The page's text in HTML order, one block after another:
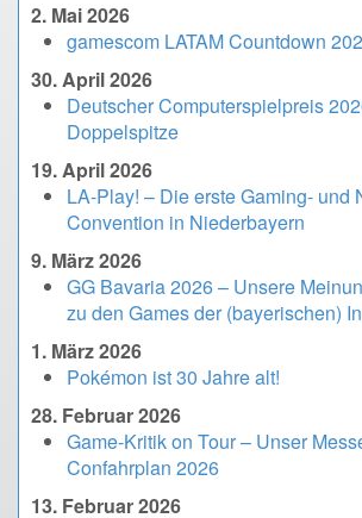
2. Mai 2026
gamescom LATAM Countdown
30. April 2026
Deutscher Computerspielpreis
Doppelspitze
19. April 2026
LA-Play! – Die erste Gaming- und
Convention in Niederbayern
9. März 2026
GG Bavaria 2026 – Unsere
zu den Games der (bayerischen)
1. März 2026
Pokémon ist 30 Jahre alt!
28. Februar 2026
Game-Kritik on Tour – Unser
Confahrplan 2026
13. Februar 2026